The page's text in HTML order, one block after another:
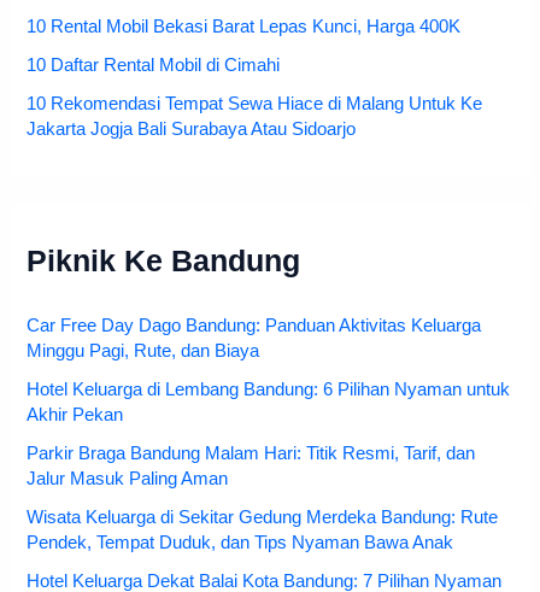
10 Rental Mobil Bekasi Barat Lepas Kunci, Harga 400K
10 Daftar Rental Mobil di Cimahi
10 Rekomendasi Tempat Sewa Hiace di Malang Untuk Ke
Jakarta Jogja Bali Surabaya Atau Sidoarjo
Piknik Ke Bandung
Car Free Day Dago Bandung: Panduan Aktivitas Keluarga
Minggu Pagi, Rute, dan Biaya
Hotel Keluarga di Lembang Bandung: 6 Pilihan Nyaman untuk
Akhir Pekan
Parkir Braga Bandung Malam Hari: Titik Resmi, Tarif, dan
Jalur Masuk Paling Aman
Wisata Keluarga di Sekitar Gedung Merdeka Bandung: Rute
Pendek, Tempat Duduk, dan Tips Nyaman Bawa Anak
Hotel Keluarga Dekat Balai Kota Bandung: 7 Pilihan Nyaman